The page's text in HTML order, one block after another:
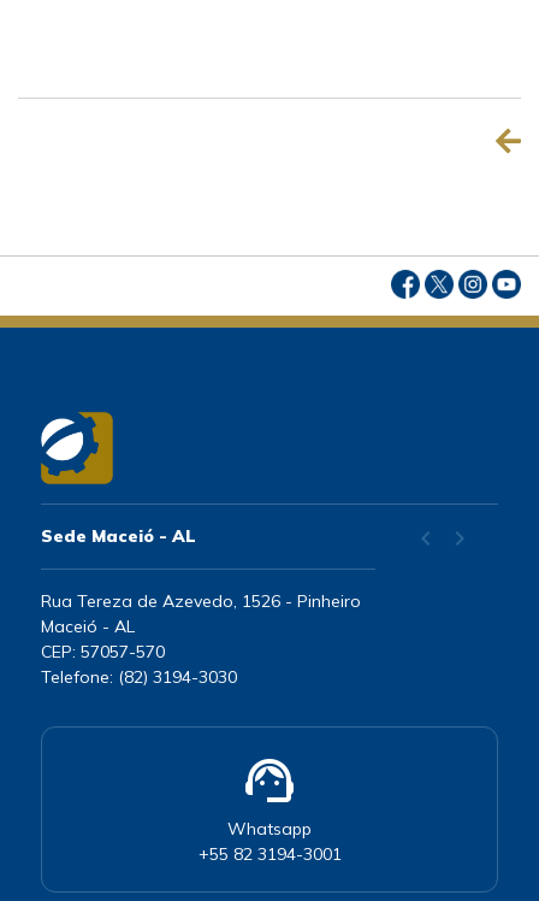
Sede Maceió - AL chevron_left chevron_right
Rua Tereza de Azevedo, 1526 - Pinheiro
Maceió - AL
CEP: 57057-570
Telefone: (82) 3194-3030
support_agent
Whatsapp
+55 82 3194-3001